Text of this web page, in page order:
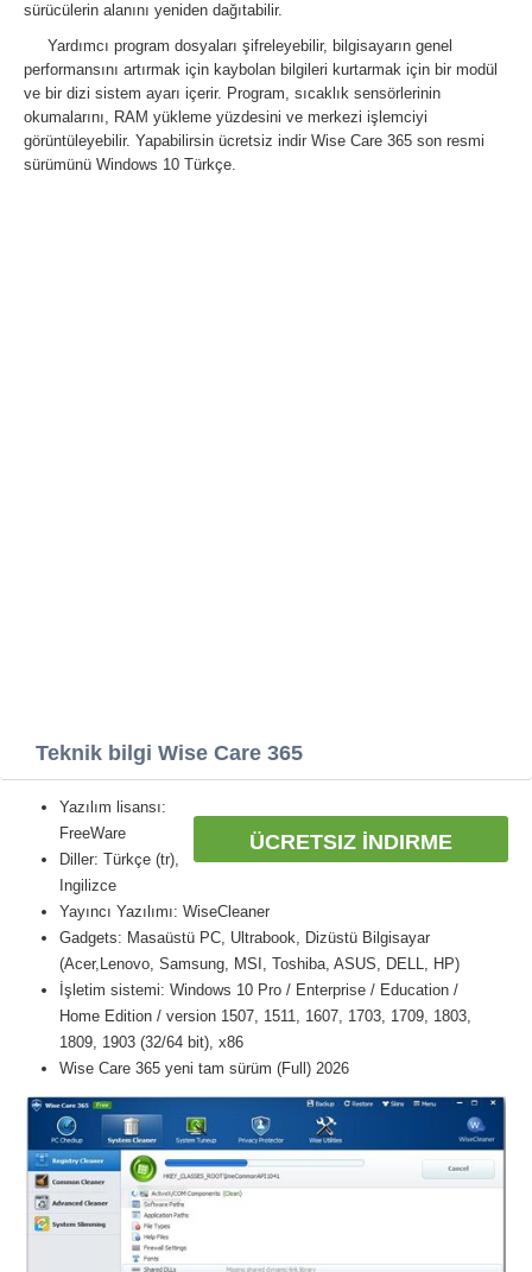
sürücülerin alanını yeniden dağıtabilir.
Yardımcı program dosyaları şifreleyebilir, bilgisayarın genel
performansını artırmak için kaybolan bilgileri kurtarmak için bir modül
ve bir dizi sistem ayarı içerir. Program, sıcaklık sensörlerinin
okumalarını, RAM yükleme yüzdesini ve merkezi işlemciyi
görüntüleyebilir. Yapabilirsin ücretsiz indir Wise Care 365 son resmi
sürümünü Windows 10 Türkçe.
Teknik bilgi Wise Care 365
ÜCRETSIZ İNDIRME
Yazılım lisansı:
FreeWare
Diller: Türkçe (tr),
Ingilizce
Yayıncı Yazılımı: WiseCleaner
Gadgets: Masaüstü PC, Ultrabook, Dizüstü Bilgisayar
(Acer,Lenovo, Samsung, MSI, Toshiba, ASUS, DELL, HP)
İşletim sistemi: Windows 10 Pro / Enterprise / Education /
Home Edition / version 1507, 1511, 1607, 1703, 1709, 1803,
1809, 1903 (32/64 bit), x86
Wise Care 365 yeni tam sürüm (Full) 2026